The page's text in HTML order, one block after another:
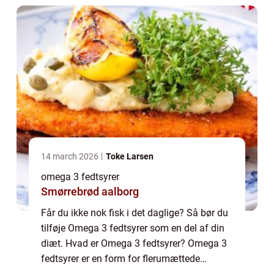
14 march 2026 Toke Larsen
omega 3 fedtsyrer
Smørrebrød aalborg
Får du ikke nok fisk i det daglige? Så bør du
tilføje Omega 3 fedtsyrer som en del af din
diæt. Hvad er Omega 3 fedtsyrer? Omega 3
fedtsyrer er en form for flerumættede